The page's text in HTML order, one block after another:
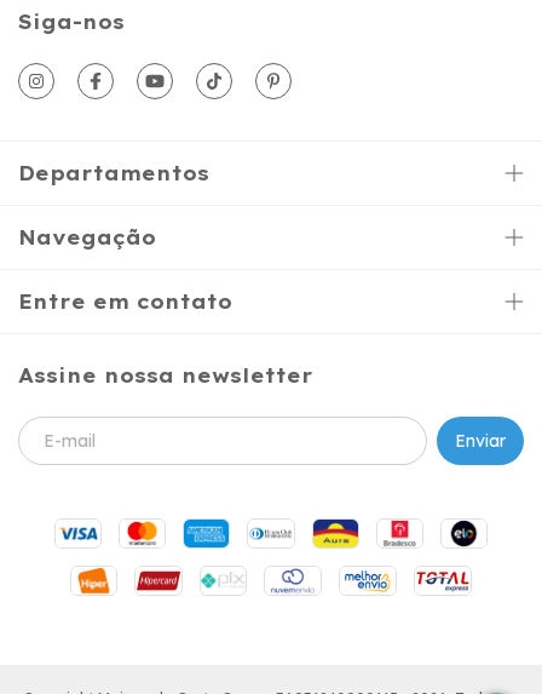
Siga-nos
Departamentos
Navegação
Entre em contato
Assine nossa newsletter